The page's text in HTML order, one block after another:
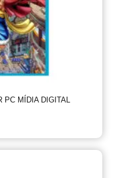
MÍDIA DIGITAL